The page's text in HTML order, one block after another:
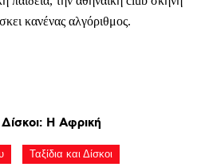
κανένας αλγόριθμος.
Δίσκοι: Η Αφρική
Ταξίδια και Δίσκοι